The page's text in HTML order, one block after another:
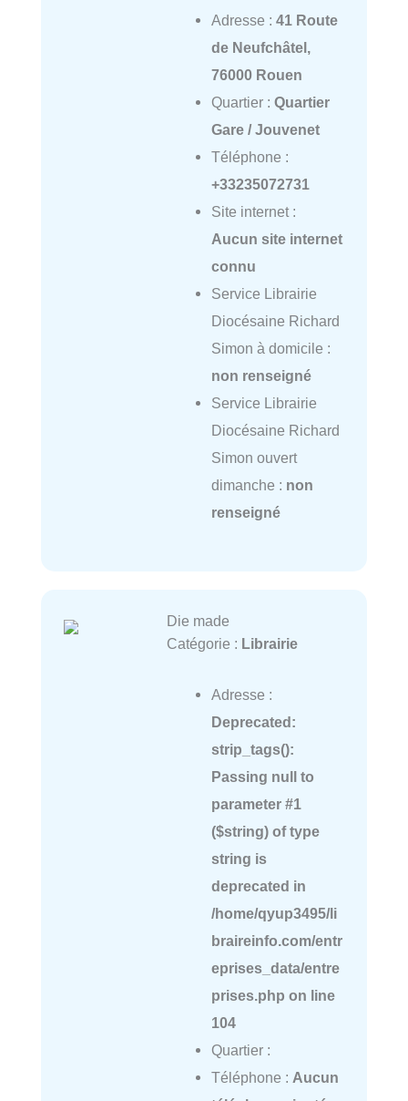
Adresse : 41 Route
de Neufchâtel,
76000 Rouen
Quartier : Quartier
Gare / Jouvenet
Téléphone :
+33235072731
Site internet :
Aucun site internet
connu
Service Librairie
Diocésaine Richard
Simon à domicile :
non renseigné
Service Librairie
Diocésaine Richard
Simon ouvert
dimanche : non
renseigné
Die made
Catégorie : Librairie
Adresse :
Deprecated:
strip_tags():
Passing null to
parameter #1
($string) of type
string is
deprecated in
/home/qyup3495/li
braireinfo.com/entr
eprises_data/entre
prises.php on line
104
Quartier :
Téléphone : Aucun